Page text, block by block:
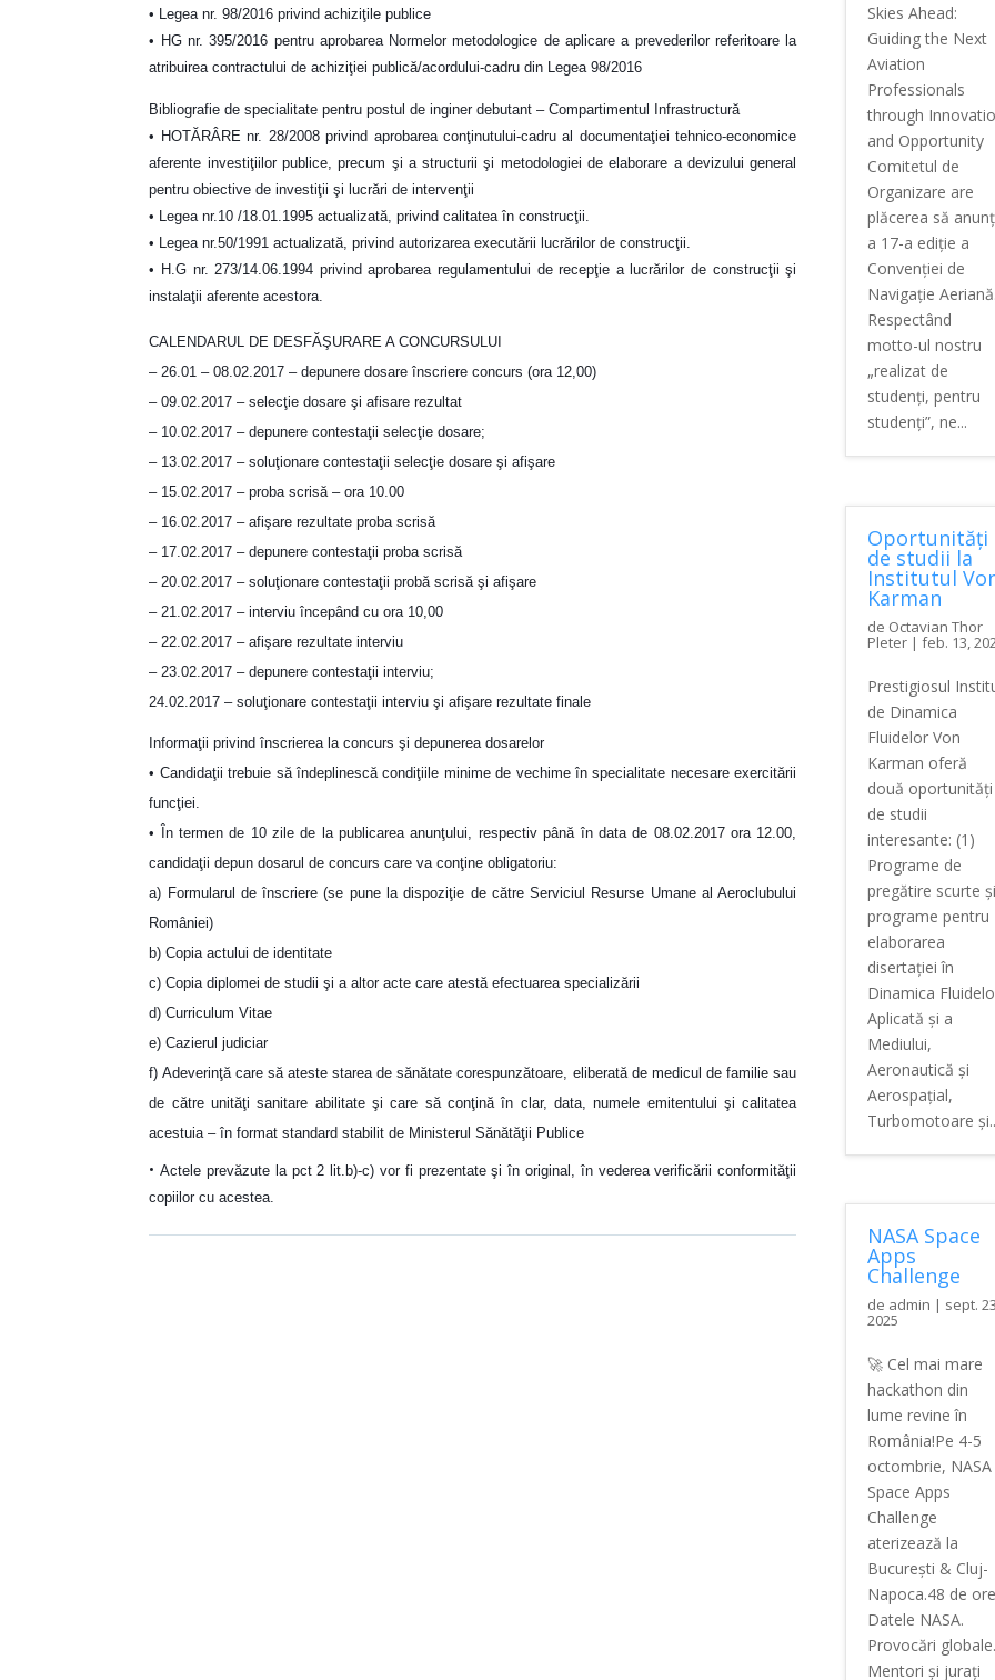
• Legea nr. 98/2016 privind achiziţile publice
• HG nr. 395/2016 pentru aprobarea Normelor metodologice de aplicare a prevederilor referitoare la
atribuirea contractului de achiziţiei publică/acordului-cadru din Legea 98/2016
Bibliografie de specialitate pentru postul de inginer debutant – Compartimentul Infrastructură
• HOTĂRÂRE nr. 28/2008 privind aprobarea conţinutului-cadru al documentaţiei tehnico-economice
aferente investiţiilor publice, precum şi a structurii şi metodologiei de elaborare a devizului general
pentru obiective de investiţii şi lucrări de intervenţii
• Legea nr.10 /18.01.1995 actualizată, privind calitatea în construcţii.
• Legea nr.50/1991 actualizată, privind autorizarea executării lucrărilor de construcţii.
• H.G nr. 273/14.06.1994 privind aprobarea regulamentului de recepţie a lucrărilor de construcţii şi
instalaţii aferente acestora.
CALENDARUL DE DESFĂŞURARE A CONCURSULUI
– 26.01 – 08.02.2017 – depunere dosare înscriere concurs (ora 12,00)
– 09.02.2017 – selecţie dosare şi afisare rezultat
– 10.02.2017 – depunere contestaţii selecţie dosare;
– 13.02.2017 – soluţionare contestaţii selecţie dosare şi afişare
– 15.02.2017 – proba scrisă – ora 10.00
– 16.02.2017 – afişare rezultate proba scrisă
– 17.02.2017 – depunere contestaţii proba scrisă
– 20.02.2017 – soluţionare contestaţii probă scrisă şi afişare
– 21.02.2017 – interviu începând cu ora 10,00
– 22.02.2017 – afişare rezultate interviu
– 23.02.2017 – depunere contestaţii interviu;
24.02.2017 – soluţionare contestaţii interviu şi afişare rezultate finale
Informaţii privind înscrierea la concurs şi depunerea dosarelor
• Candidaţii trebuie să îndeplinescă condiţiile minime de vechime în specialitate necesare exercitării
funcţiei.
• În termen de 10 zile de la publicarea anunţului, respectiv până în data de 08.02.2017 ora 12.00,
candidaţii depun dosarul de concurs care va conţine obligatoriu:
a) Formularul de înscriere (se pune la dispoziţie de către Serviciul Resurse Umane al Aeroclubului
României)
b) Copia actului de identitate
c) Copia diplomei de studii şi a altor acte care atestă efectuarea specializării
d) Curriculum Vitae
e) Cazierul judiciar
f) Adeverinţă care să ateste starea de sănătate corespunzătoare, eliberată de medicul de familie sau
de către unităţi sanitare abilitate şi care să conţină în clar, data, numele emitentului şi calitatea
acestuia – în format standard stabilit de Ministerul Sănătăţii Publice
•Actele prevăzute la pct 2 lit.b)-c) vor fi prezentate şi în original, în vederea verificării conformităţii
copiilor cu acestea.
Skies Ahead:
Guiding the Next
Aviation
Professionals
through
and Opportunity
Comitetul de
Organizare are
plăcerea să
a 17-a ediție a
Convenției de
Navigație Aeriană.
Respectând
motto-ul nostru
„realizat de
studenți, pentru
studenți”, ne...
Oportunități
de studii la
Institutul
Karman
de Octavian Thor
Pleter| feb. 13,
Prestigiosul
de Dinamica
Fluidelor Von
Karman oferă
două oportunități
de studii
interesante: (1)
Programe de
pregătire scurte și
programe pentru
elaborarea
disertației în
Dinamica
Aplicată și a
Mediului,
Aeronautică și
Aerospațial,
Turbomotoare
NASA Space
Apps
Challenge
de admin | sept.
2025
🚀 Cel mai mare
hackathon din
lume revine în
România!Pe 4-5
octombrie, NASA
Space Apps
Challenge
aterizează la
București & Cluj-
Napoca.48 de
Datele NASA.
Provocări globale.
Mentori și jurați